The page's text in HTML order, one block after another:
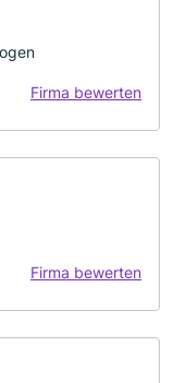
Firma bewerten
Firma bewerten